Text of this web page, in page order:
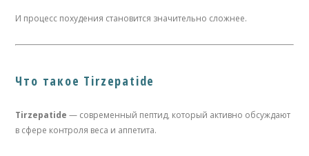
И процесс похудения становится значительно сложнее.
Что такое Tirzepatide
Tirzepatide — современный пептид, который активно обсуждают
в сфере контроля веса и аппетита.